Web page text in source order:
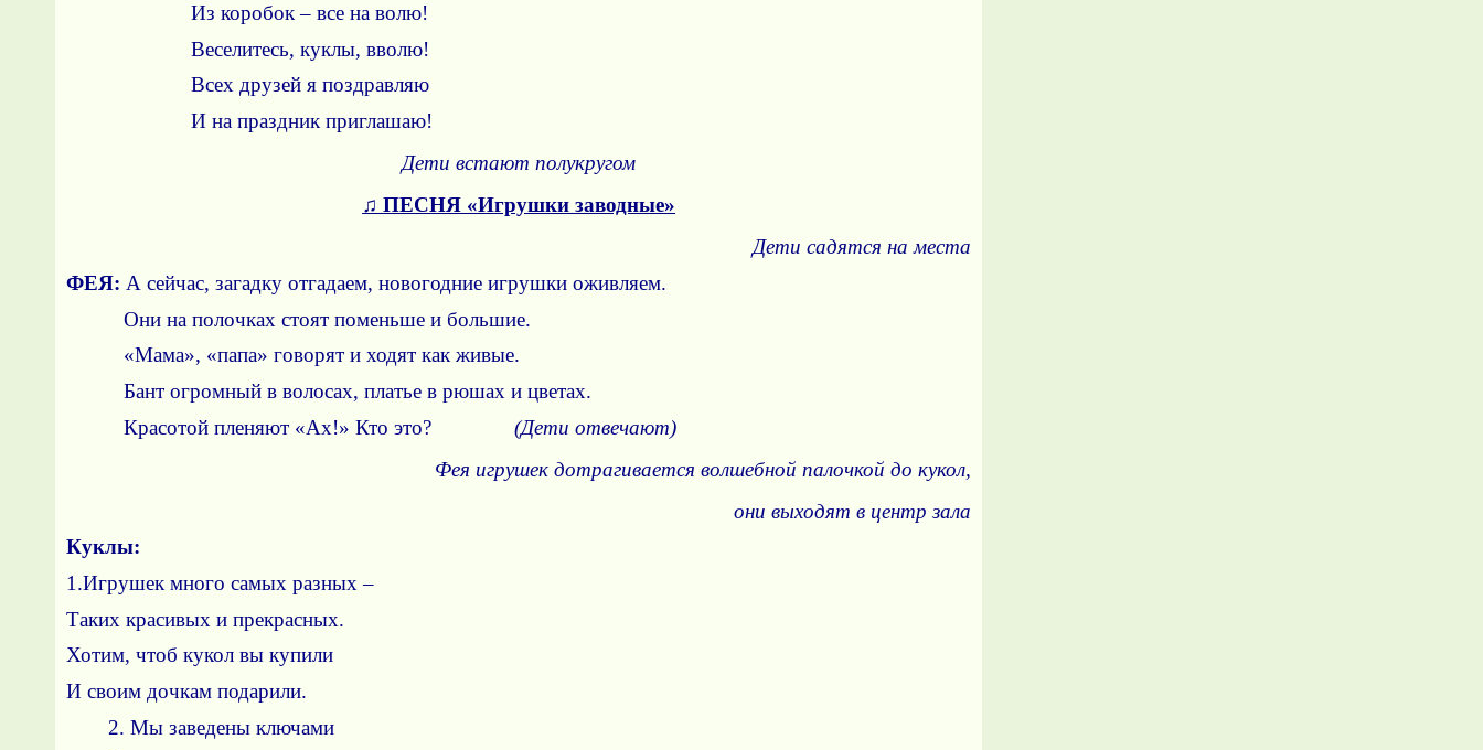
Из коробок – все на волю!
Веселитесь, куклы, вволю!
Всех друзей я поздравляю
И на праздник приглашаю!
Дети встают полукругом
♫ПЕСНЯ «Игрушки заводные»
Дети садятся на места
ФЕЯ: А сейчас, загадку отгадаем, новогодние игрушки оживляем.
Они на полочках стоят поменьше и большие.
«Мама», «папа» говорят и ходят как живые.
Бант огромный в волосах, платье в рюшах и цветах.
Красотой пленяют «Ах!» Кто это?
(Дети отвечают)
Фея игрушек дотрагивается волшебной палочкой до кукол,
они выходят в центр зала
Куклы:
1.Игрушек много самых разных –
Таких красивых и прекрасных.
Хотим, чтоб кукол вы купили
И своим дочкам подарили.
2. Мы заведены ключами